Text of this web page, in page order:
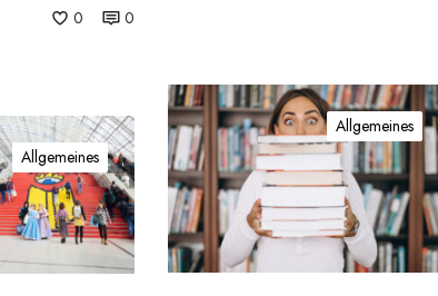
0 0
K
i
t
a
F
ü
h
Allgemeines
Allgemeines